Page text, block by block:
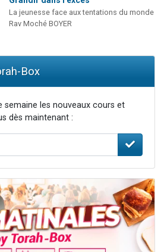
La jeunesse face aux tentations du monde
Rav Moché BOYER
Box
semaine les nouveaux cours et
dès maintenant :